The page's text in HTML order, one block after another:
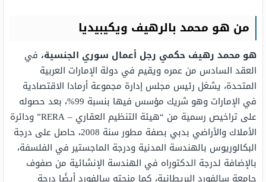
من هو محمد بالرهيف ويكيبيديا
هو محمد رهيف حكمي رجل أعمال سوري الجنسية، في
العقد السادس من عمره ويقيم في دولة الإمارات العربية
المتحدة، يشغل رئيس مجلس إدارة مجموعة أرمادا الاقتصادية
في الإمارات وهو شريك مؤسس فيها بنسبة 99%، بعد حصوله
على تراخيص رسمية من “هيئة التنظيم العقاري – RERA” ودائرة
الأملاك والأراضي بدبي بصفة مطور سنة 2008، حاصل على درجة
البكالوريوس بالهندسة المدنية ودرجة الماجستير في الفلسفة،
بالإضافة لدرجة الدكتوراه في الهندسة الإنشائية من صفوف
جامعة سالفورد البريطانية، كما منحته سالفورد أيضًا درجة